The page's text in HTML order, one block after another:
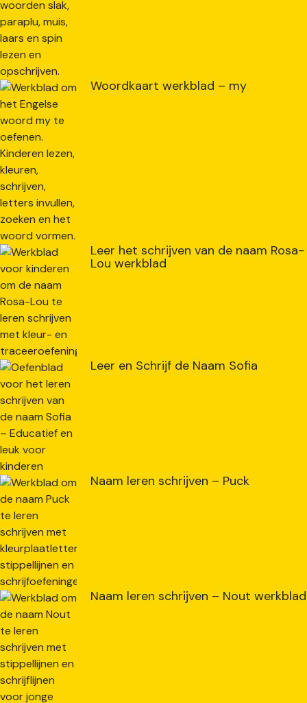
Woordkaart werkblad – my
Leer het schrijven van de naam Rosa-
Lou werkblad
Leer en Schrijf de Naam Sofia
Naam leren schrijven – Puck
Naam leren schrijven – Nout werkblad